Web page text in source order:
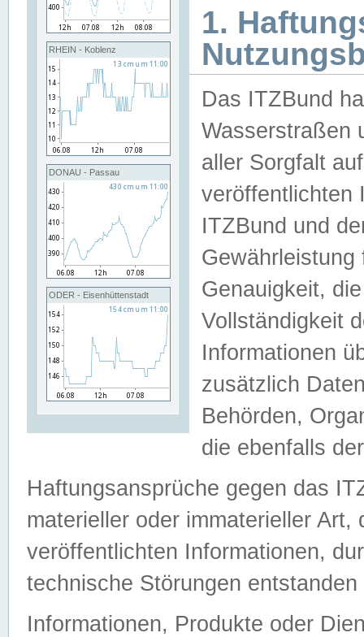
RHEIN - Koblenz
DONAU - Passau
ODER - Eisenhüttenstadt
1.
Das ITZBund
Wasserstraßen
aller Sorgfalt
veröffentlichten
ITZBund und
Genauigkeit,
Vollständigkeit
Informationen
zusätzlich
Behörden,
die ebenfalls
Haftungsansprüche gegen das
materieller oder immaterieller
veröffentlichten Informationen,
technische Störungen
Informationen, Produkte oder